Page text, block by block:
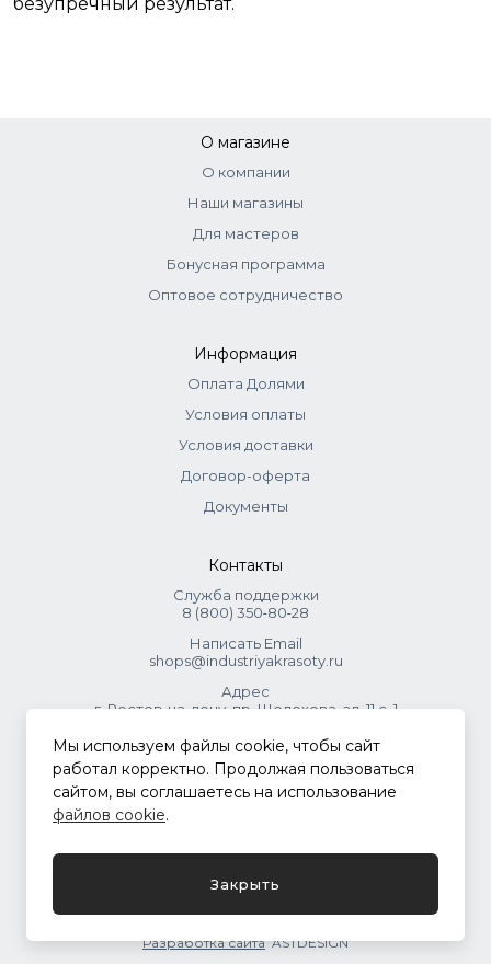
О магазине
О компании
Наши магазины
Для мастеров
Бонусная программа
Оптовое сотрудничество
Информация
Оплата Долями
Условия оплаты
Условия доставки
Договор-оферта
Документы
Контакты
Служба поддержки
8 (800) 350‑80‑28
Написать Email
shops@industriyakrasoty.ru
Адрес
г. Ростов-на-дону, пр. Шолохова, зд. 11 с. 1
© 2026 Индустрия красоты.
.
Разработка сайтаASTDESIGN
Мы используем файлы cookie, чтобы сайт
работал корректно. Продолжая пользоваться
сайтом, вы соглашаетесь на использование
файлов cookie.
Закрыть